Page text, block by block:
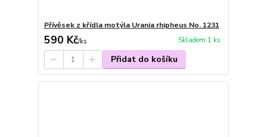
Přívěsek z křídla motýla Urania rhipheus No. 1231
590 Kč/ks Skladem 1 ks
Přidat do košíku